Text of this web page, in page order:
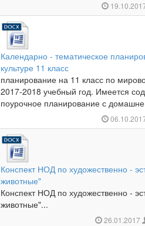
Календарно - тематическое
культуре 11 класс
планирование на 11 класс по
2017-2018 учебный год. Имеется
поурочное планирование с
Конспект НОД по художественно -
животные"
Конспект НОД по художественно -
животные"...
26.01.2017